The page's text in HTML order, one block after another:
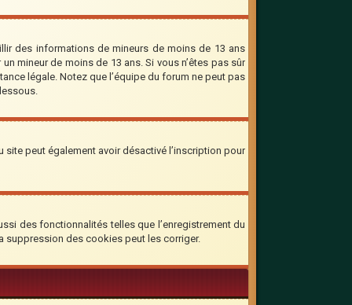
des informations de mineurs de moins de 13 ans
mineur de moins de 13 ans. Si vous n’êtes pas sûr
légale. Notez que l’équipe du forum ne peut pas
peut également avoir désactivé l’inscription pour
des fonctionnalités telles que l’enregistrement du
suppression des cookies peut les corriger.